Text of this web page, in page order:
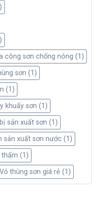
công sơn chống nóng (1)
sơn (1)
(1)
khuấy sơn (1)
sản xuất sơn (1)
sản xuất sơn nước (1)
thấm (1)
Vỏ thùng sơn giá rẻ (1)
30Kw, 45Kw, 55Kw
của bộ phận động cơ.
để tránh sự xâm nhập
lệnh của động cơ máy,
dòng sơn. Lực quay của